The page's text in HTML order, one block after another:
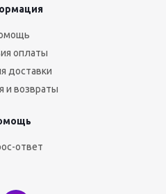
оплаты
доставки
и возвраты
ответ